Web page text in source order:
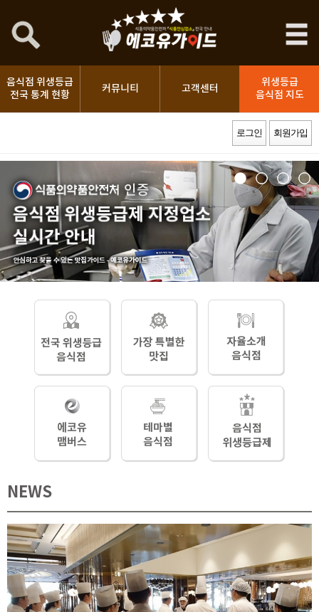
음식점 위생등급
전국 통계 현황
커뮤니티 고객센터
위생등급
음식점 지도
로그인 회원가입
1
NEWS